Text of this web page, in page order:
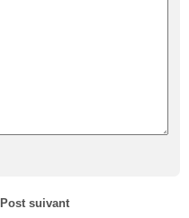
Post suivant